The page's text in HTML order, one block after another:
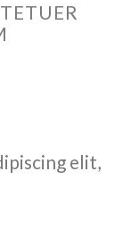
elit,